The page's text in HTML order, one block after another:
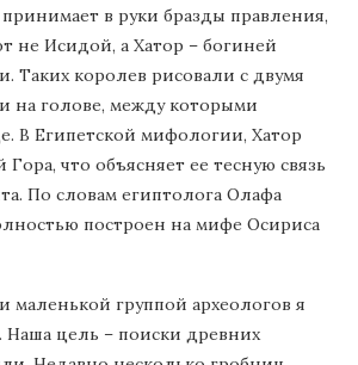
в руки бразды правления,
не Исидой, а Хатор – богиней
Таких королев рисовали с двумя
на голове, между которыми
В Египетской мифологии, Хатор
что объясняет ее тесную связь
По словам египтолога Олафа
построен на мифе Осириса
маленькой группой археологов я
Наша цель – поиски древних